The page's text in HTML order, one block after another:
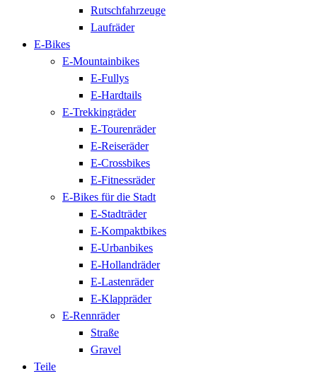
Rutschfahrzeuge
Laufräder
E-Bikes
E-Mountainbikes
E-Fullys
E-Hardtails
E-Trekkingräder
E-Tourenräder
E-Reiseräder
E-Crossbikes
E-Fitnessräder
E-Bikes für die Stadt
E-Stadträder
E-Kompaktbikes
E-Urbanbikes
E-Hollandräder
E-Lastenräder
E-Klappräder
E-Rennräder
Straße
Gravel
Teile